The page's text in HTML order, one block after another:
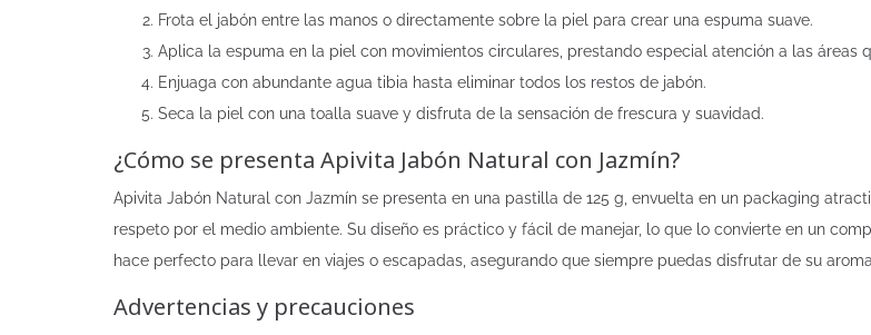
Frota el jabón entre las manos o directamente sobre la piel para crear una espuma suave.
Aplica la espuma en la piel con movimientos circulares, prestando especial atención a las áreas
Enjuaga con abundante agua tibia hasta eliminar todos los restos de jabón.
Seca la piel con una toalla suave y disfruta de la sensación de frescura y suavidad.
¿Cómo se presenta Apivita Jabón Natural con Jazmín?
Apivita Jabón Natural con Jazmín se presenta en una pastilla de 125 g, envuelta en un packaging
respeto por el medio ambiente. Su diseño es práctico y fácil de manejar, lo que lo convierte en un
hace perfecto para llevar en viajes o escapadas, asegurando que siempre puedas disfrutar de su
Advertencias y precauciones